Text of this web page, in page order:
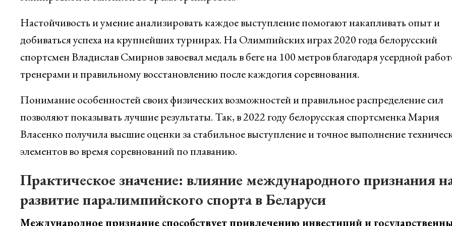
Настойчивость и умение анализировать каждое выступление помогают накапливать опыт и
добиваться успеха на крупнейших турнирах. На Олимпийских играх 2020 года белорусский
спортсмен Владислав Смирнов завоевал медаль в беге на 100 метров благодаря усердной
тренерами и правильному восстановлению после каждогия соревнования.
Понимание особенностей своих физических возможностей и правильное распределение сил
позволяют показывать лучшие результаты. Так, в 2022 году белорусская спортсменка Мария
Власенко получила высшие оценки за стабильное выступление и точное выполнение
элементов во время соревнований по плаванию.
Практическое значение: влияние международного признания
развитие паралимпийского спорта в Беларуси
Международное признание способствует привлечению инвестиций и